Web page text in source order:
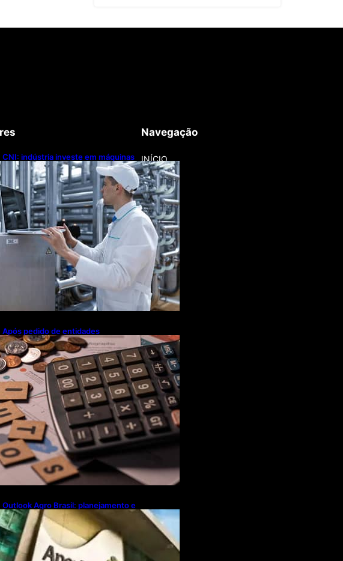
CNI: indústria investe em máquinas
novas, mas modernização
tecnológica avança lentamente
Após pedido de entidades
empresariais, Receita flexibiliza
regras da Reforma Tributária
Outlook Agro Brasil: planejamento e
inovação pautam debates sobre
futuro do agronegócio
Navegação
INÍCIO